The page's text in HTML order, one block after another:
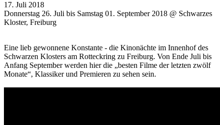
17. Juli 2018
Donnerstag 26. Juli bis Samstag 01. September 2018 @ Schwarzes
Kloster, Freiburg
Eine lieb gewonnene Konstante - die Kinonächte im Innenhof des
Schwarzen Klosters am Rotteckring zu Freiburg. Von Ende Juli bis
Anfang September werden hier die „besten Filme der letzten zwölf
Monate“, Klassiker und Premieren zu sehen sein.